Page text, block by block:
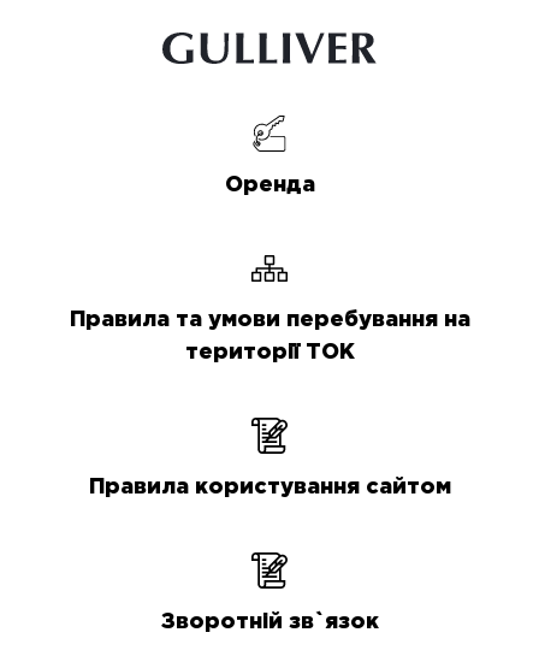
Оренда
Правила та умови перебування на
території ТОК
Правила користування сайтом
Зворотній зв`язок